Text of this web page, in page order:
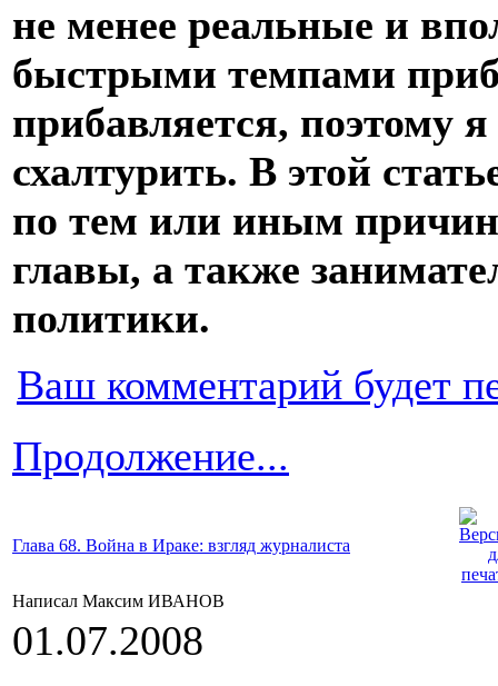
не менее реальные и
быстрыми темпами
прибавляется, поэтому
схалтурить. В этой
по тем или иным
главы, а также
политики.
Ваш комментарий будет
Продолжение...
Глава 68. Война в Ираке: взгляд журналиста
Написал Максим ИВАНОВ
01.07.2008